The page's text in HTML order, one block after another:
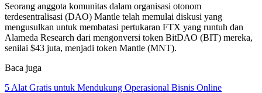
Seorang anggota komunitas dalam organisasi otonom
terdesentralisasi (DAO) Mantle telah memulai diskusi yang
mengusulkan untuk membatasi pertukaran FTX yang runtuh dan
Alameda Research dari mengonversi token BitDAO (BIT) mereka,
senilai $43 juta, menjadi token Mantle (MNT).
Baca juga
5 Alat Gratis untuk Mendukung Operasional Bisnis Online